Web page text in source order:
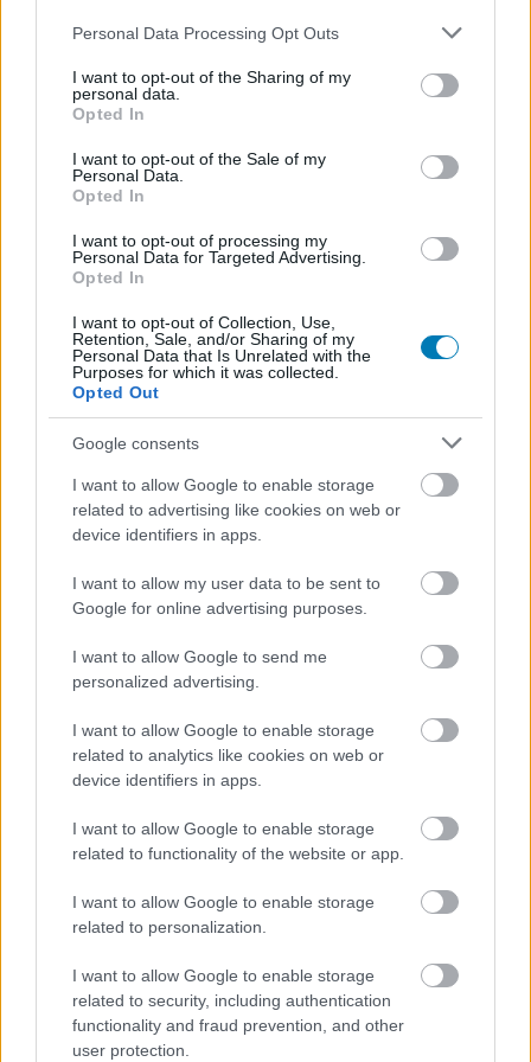
Please note that this website/app uses one or more Google
not limited to your visit or usage behaviour. You may click to
grant or deny consent to Google and its third-party tags to
use your data for below specified purposes in below Google
consent section.
Personal Data Processing Opt Outs
I want to opt-out of the Sharing of my
personal data.
Opted In
I want to opt-out of the Sale of my
Personal Data.
Opted In
I want to opt-out of processing my
Personal Data for Targeted Advertising.
Opted In
I want to opt-out of Collection, Use,
Retention, Sale, and/or Sharing of my
Personal Data that Is Unrelated with the
Purposes for which it was collected.
Opted Out
Google consents
I want to allow Google to enable storage
related to advertising like cookies on web or
device identifiers in apps.
I want to allow my user data to be sent to
Google for online advertising purposes.
I want to allow Google to send me
personalized advertising.
I want to allow Google to enable storage
related to analytics like cookies on web or
device identifiers in apps.
I want to allow Google to enable storage
related to functionality of the website or app.
I want to allow Google to enable storage
related to personalization.
I want to allow Google to enable storage
related to security, including authentication
functionality and fraud prevention, and other
user protection.
A karakter külseje
Bármilyen furcsa, talán éppen a karakter külsejének
beállítása jelenti a karaktergenerálás legkritikusabb
részét. Még a hardcore játékosoknak is fontos
karakterük megjelenése, hogy mit sugall a többi játékos
felé, és ebben bizony nem csak a magasabb szinteken
általánosságban vett vizuális megjelenése persze adott:
lehet meseszerű, realisztikus, távol-keleti vagy európai
stílusú, és még sorolhatnánk. De azon belül nagyon nem
mindegy, hogy milyen mozgásteret engedünk. Ha túl
macerás, elrettentjük azokat a játékosokat, akik nem
szeretnek sokat pepecselni a külsőségekkel, mert
mondjuk alig várják, hogy belecsaphassanak a lecsóba a
vérvörös harcmezőkön. Ha túl egyszerű, szinte minden
játékos folyamatosan frusztrálódni fog, hiszen ez az
esetek legnagyobb részében azt jelenti, hogy folyton-
folyvást saját hasonmásaiba kell botlania. Pláne ha
mindehhez még a ruhák sem elég változatosak. Persze
ideális lenne megtalálni azt az optimumot, ami
mindenkinek jó, de lássuk be, ez jóformán lehetetlen.
Még szerencse, hogy van jobb megoldás is.
Nemrégiben meg is valósították a
MMO-k is beépítenek majd: miközben rengeteg féle
beállítási lehetőség áll rendelkezésre akár a hajszínek,
akár a különböző arccsontok állása tekintetében, a
-ban fajonként és nemenként 20 különböző, előre
ha összeadjuk –, már önmagában is meglehetős
változatosságot eredményez anélkül, hogy akár egy
percél több időt kellene szánnia bárkinek is a